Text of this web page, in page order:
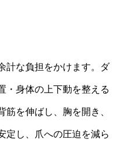
計な負担をかけます。ダ
・身体の上下動を整える
筋を伸ばし、胸を開き、
定し、爪への圧迫を減ら